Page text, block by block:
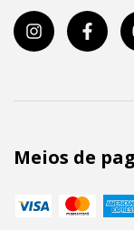
Meios de